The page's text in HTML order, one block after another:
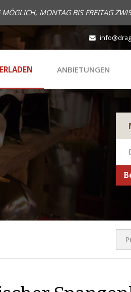
MONTAG BIS FREITAG
ANBIETUNGEN